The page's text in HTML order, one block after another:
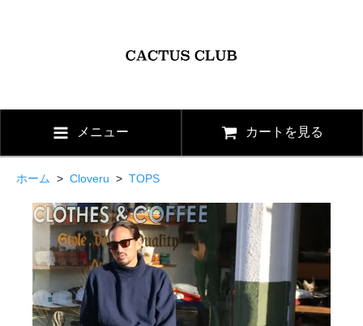
メニュー カートを見る
ホーム > Cloveru > TOPS